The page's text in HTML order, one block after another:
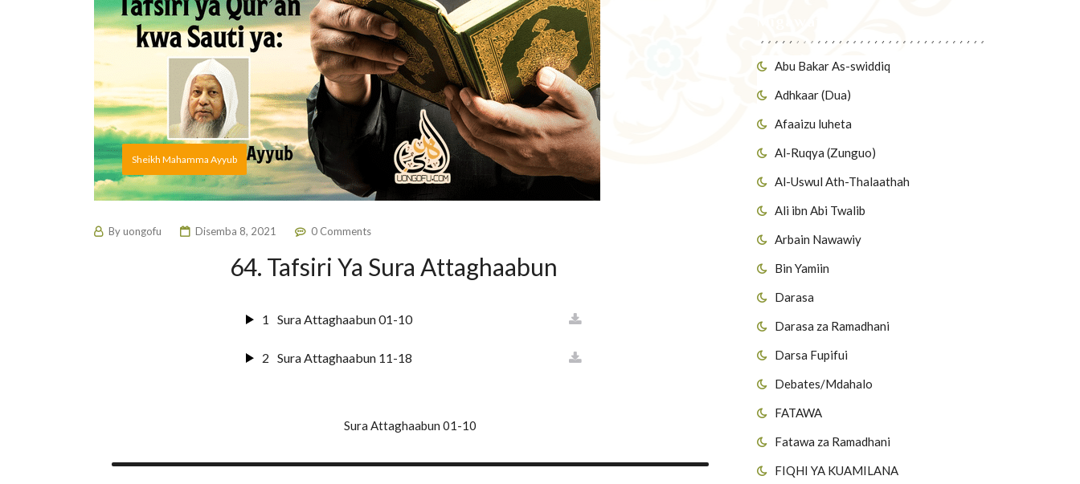
Abu Bakar As-swiddiq
Adhkaar (Dua)
Afaaizu luheta
Al-Ruqya (Zunguo)
Al-Uswul Ath-Thalaathah
Ali ibn Abi Twalib
Arbain Nawawiy
Bin Yamiin
Darasa
Darasa za Ramadhani
Darsa Fupifui
Debates/Mdahalo
FATAWA
Fatawa za Ramadhani
FIQHI YA KUAMILANA
Sheikh Mahamma Ayyub
Byuongofu Disemba 8, 2021 0 Comments
64. Tafsiri Ya Sura Attaghaabun
1 Sura Attaghaabun 01-10
2 Sura Attaghaabun 11-18
Sura Attaghaabun 01-10